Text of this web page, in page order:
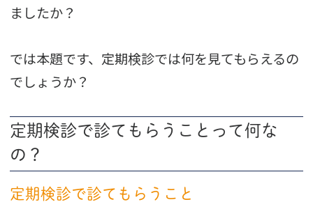
ましたか？
では本題です、定期検診では何を見てもらえるの
でしょうか？
定期検診で診てもらうことって何な
の？
定期検診で診てもらうこと